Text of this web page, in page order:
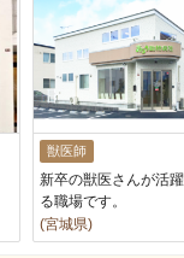
獣医師
新卒の獣医さんが活
る職場です。
(宮城県)